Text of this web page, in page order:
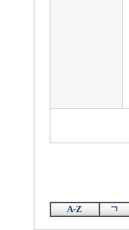
A-Z ㄱ